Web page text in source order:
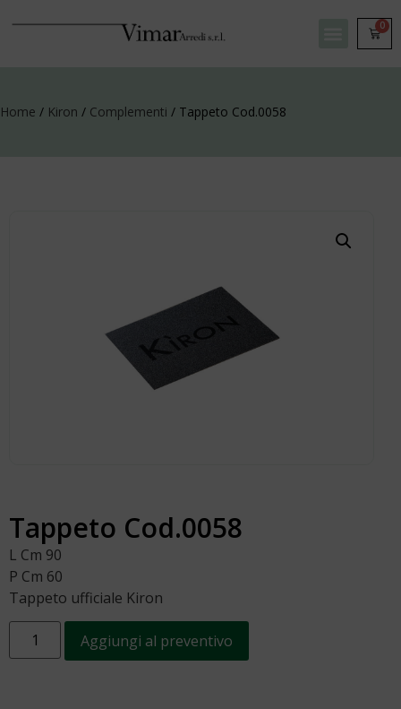
0
Home / Kiron / Complementi / Tappeto Cod.0058
Tappeto Cod.0058
L Cm 90
P Cm 60
Tappeto ufficiale Kiron
Aggiungi al preventivo